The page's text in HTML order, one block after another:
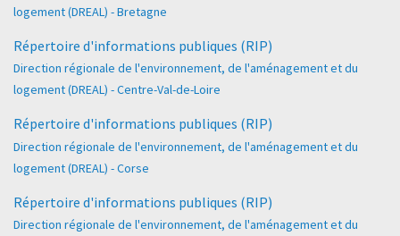
logement (DREAL) - Bretagne
Répertoire d'informations publiques (RIP)
Direction régionale de l'environnement, de l'aménagement et du
logement (DREAL) - Centre-Val-de-Loire
Répertoire d'informations publiques (RIP)
Direction régionale de l'environnement, de l'aménagement et du
logement (DREAL) - Corse
Répertoire d'informations publiques (RIP)
Direction régionale de l'environnement, de l'aménagement et du